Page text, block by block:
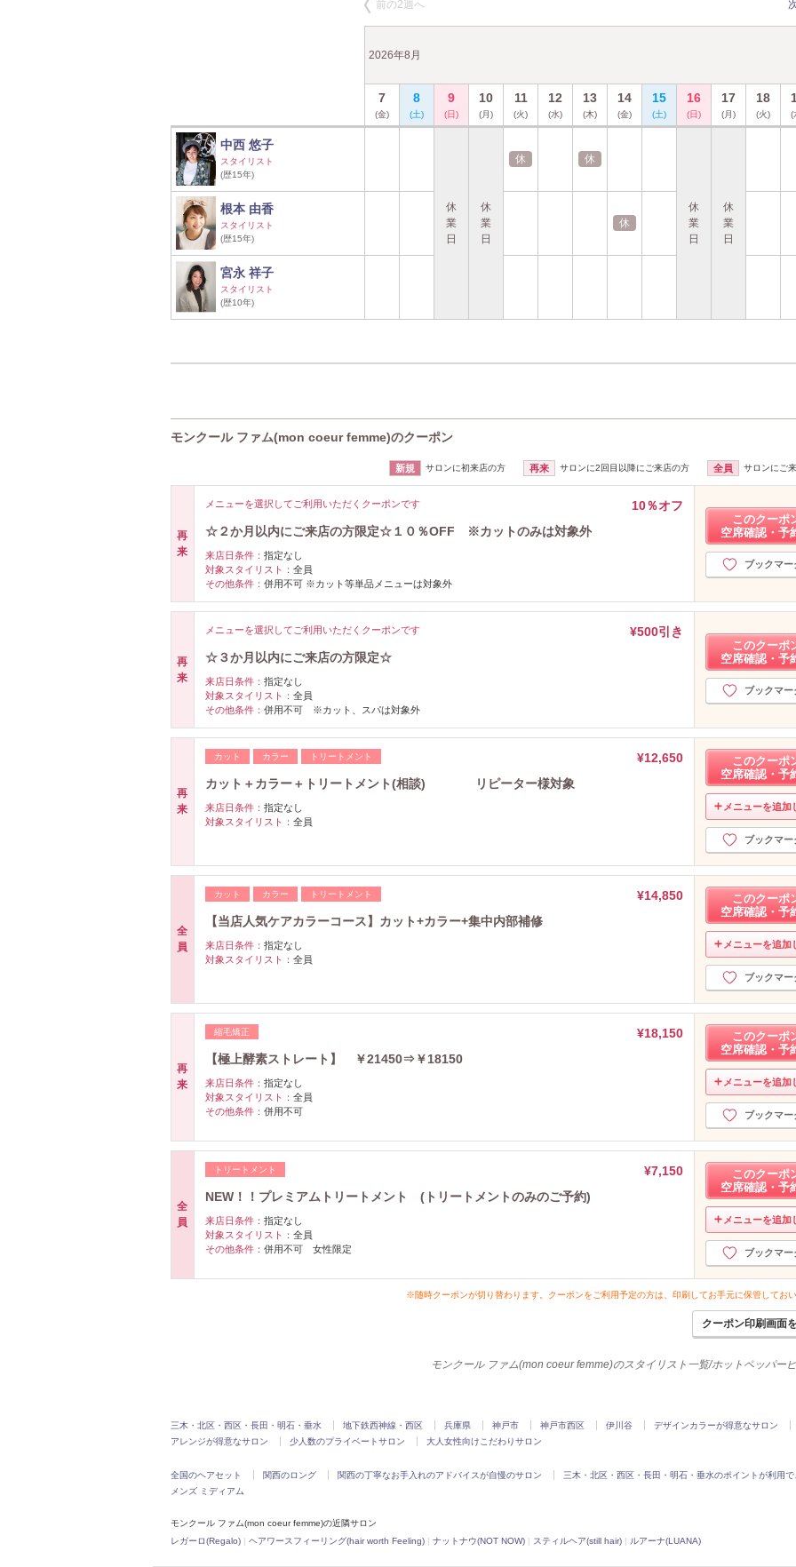
前の2週へ
中西 悠子
スタイリスト
(歴15年)
根本 由香
スタイリスト
(歴15年)
宮永 祥子
スタイリスト
(歴10年)
2026年8月
7
(金)
8
(土)
9
(日)
10
(月)
11
(火)
12
(水)
13
(木)
14
(金)
15
(土)
16
(日)
17
(月)
18
(火) (
休
業
日
休
業
日
休 休
休
業
日
休
業
日
休
モンクール ファム(mon coeur femme)のクーポン
新規 サロンに初来店の方 再来 サロンに2回目以降にご来店の方 全員 サロンにご
再
来
メニューを選択してご利用いただくクーポンです
10％オフ
☆２か月以内にご来店の方限定☆１０％OFF ※カットのみは対象外
来店日条件： 指定なし
対象スタイリスト： 全員
その他条件： 併用不可 ※カット等単品メニューは対象外
このクーポ
空席確認・予
ブックマー
再
来
メニューを選択してご利用いただくクーポンです
¥500引き
☆３か月以内にご来店の方限定☆
来店日条件： 指定なし
対象スタイリスト： 全員
その他条件： 併用不可 ※カット、スパは対象外
このクーポ
空席確認・予
ブックマー
再
来
カット カラー トリートメント
¥12,650
カット＋カラー＋トリートメント(相談) リピーター様対象
来店日条件： 指定なし
対象スタイリスト： 全員
このクーポ
空席確認・予
メニューを追加
ブックマー
全
員
カット カラー トリートメント
¥14,850
【当店人気ケアカラーコース】カット+カラー+集中内部補修
来店日条件： 指定なし
対象スタイリスト： 全員
このクーポ
空席確認・予
メニューを追加
ブックマー
再
来
縮毛矯正
¥18,150
【極上酵素ストレート】 ￥21450⇒￥18150
来店日条件： 指定なし
対象スタイリスト： 全員
その他条件： 併用不可
このクーポ
空席確認・予
メニューを追加
ブックマー
全
員
トリートメント
¥7,150
NEW！！プレミアムトリートメント (トリートメントのみのご予約)
来店日条件： 指定なし
対象スタイリスト： 全員
その他条件： 併用不可 女性限定
このクーポ
空席確認・予
メニューを追加
ブックマー
※随時クーポンが切り替わります。クーポンをご利用予定の方は、印刷してお手元に保管しておい
クーポン印刷画面
モンクール ファム(mon coeur femme)のスタイリスト一覧/ホットペッパー
三木・北区・西区・長田・明石・垂水 地下鉄西神線・西区 兵庫県 神戸市 神戸市西区 伊川谷 デザインカラーが得意なサロン
アレンジが得意なサロン
少人数のプライベートサロン 大人女性向けこだわりサロン
全国のヘアセット 関西のロング 関西の丁寧なお手入れのアドバイスが自慢のサロン 三木・北区・西区・長田・明石・垂水のポイントが利用で
メンズ ミディアム
モンクール ファム(mon coeur femme)の近隣サロン
レガーロ(Regalo) | ヘアワースフィーリング(hair worth Feeling) | ナットナウ(NOT NOW) | スティルヘア(still hair) | ルアーナ(LUANA)